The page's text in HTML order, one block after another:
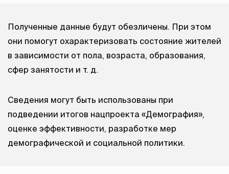
Полученные данные будут обезличены. При этом
они помогут охарактеризовать состояние жителей
в зависимости от пола, возраста, образования,
сфер занятости и т. д.
Сведения могут быть использованы при
подведении итогов нацпроекта «Демография»,
оценке эффективности, разработке мер
демографической и социальной политики.